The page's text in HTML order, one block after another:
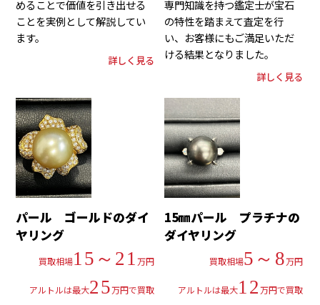
めることで価値を引き出せる
ことを実例として解説してい
ます。
詳しく見る
専門知識を持つ鑑定士が宝石
の特性を踏まえて査定を行
い、お客様にもご満足いただ
ける結果となりました。
詳しく見る
パール ゴールドのダイ
ヤリング
買取相場15～21万円
アルトルは最大25万円で買取
15㎜パール プラチナの
ダイヤリング
買取相場5～8万円
アルトルは最大12万円で買取